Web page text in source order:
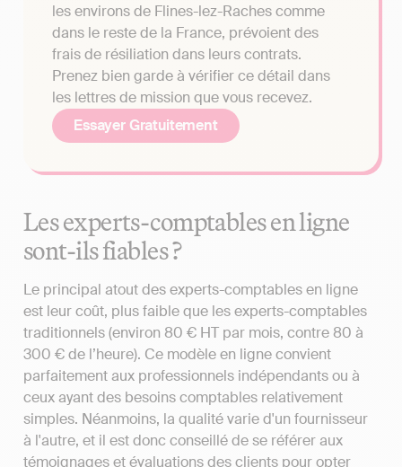
les environs de Flines-lez-Raches comme
dans le reste de la France, prévoient des
frais de résiliation dans leurs contrats.
Prenez bien garde à vérifier ce détail dans
les lettres de mission que vous recevez.
Essayer Gratuitement
Les experts-comptables en ligne
sont-ils fiables ?
Le principal atout des experts-comptables en ligne
est leur coût, plus faible que les experts-comptables
traditionnels (environ 80 € HT par mois, contre 80 à
300 € de l’heure). Ce modèle en ligne convient
parfaitement aux professionnels indépendants ou à
ceux ayant des besoins comptables relativement
simples. Néanmoins, la qualité varie d'un fournisseur
à l'autre, et il est donc conseillé de se référer aux
témoignages et évaluations des clients pour opter